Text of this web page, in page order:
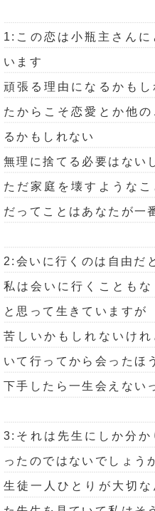
1:この恋は小瓶主さん
います
頑張る理由になるかも
たからこそ恋愛とか他
るかもしれない
無理に捨てる必要はない
ただ家庭を壊すような
だってことはあなたが一
2:会いに行くのは自由だ
私は会いに行くことも
と思って生きていますが
苦しいかもしれないけ
いて行ってから会ったほ
下手したら一生会えない
3:それは先生にしか分
ったのではないでしょう
生徒一人ひとりが大切